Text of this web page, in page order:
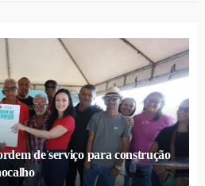
de serviço para construção